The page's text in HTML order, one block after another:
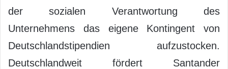
der sozialen Verantwortung des
Unternehmens das eigene Kontingent von
Deutschlandstipendien aufzustocken.
Deutschlandweit fördert Santander